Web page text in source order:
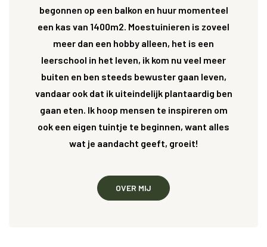
begonnen op een balkon en huur momenteel
een kas van 1400m2. Moestuinieren is zoveel
meer dan een hobby alleen, het is een
leerschool in het leven, ik kom nu veel meer
buiten en ben steeds bewuster gaan leven,
vandaar ook dat ik uiteindelijk plantaardig ben
gaan eten. Ik hoop mensen te inspireren om
ook een eigen tuintje te beginnen, want alles
wat je aandacht geeft, groeit!
OVER MIJ